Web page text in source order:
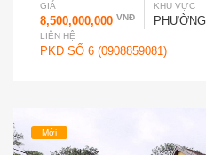
GIÁ
8,500,000,000 VNĐ
KHU VỰC
LIÊN HỆ
PKD SỐ 6 (0908859081)
Mới